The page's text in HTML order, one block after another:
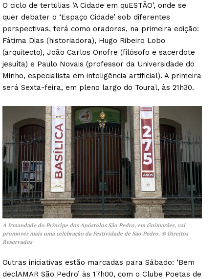
O ciclo de tertúlias ‘A Cidade em quESTÃO’, onde se
quer debater o ‘Espaço Cidade’ sob diferentes
perspectivas, terá como oradores, na primeira edição:
Fátima Dias (historiadora), Hugo Ribeiro Lobo
(arquitecto), João Carlos Onofre (filósofo e sacerdote
jesuíta) e Paulo Novais (professor da Universidade do
Minho, especialista em inteligência artificial). A primeira
será Sexta-feira, em pleno largo do Toural, às 21h30.
A Irmandade do Príncipe dos Apóstolos São Pedro, em Guimarães, vai
promover mais uma celebração da Festividade de São Pedro. © Direitos
Reservados
Outras iniciativas estão marcadas para Sábado: ‘Bem
declAMAR São Pedro’ às 17h00, com o Clube Poetas de